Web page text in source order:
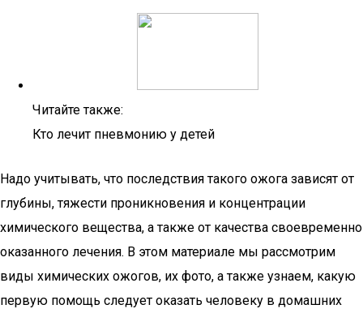
Читайте также:
Кто лечит пневмонию у детей
Надо учитывать, что последствия такого ожога зависят от
глубины, тяжести проникновения и концентрации
химического вещества, а также от качества своевременно
оказанного лечения. В этом материале мы рассмотрим
виды химических ожогов, их фото, а также узнаем, какую
первую помощь следует оказать человеку в домашних